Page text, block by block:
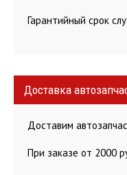
Гарантийный срок
Доставка
Доставим
При заказе от 2000